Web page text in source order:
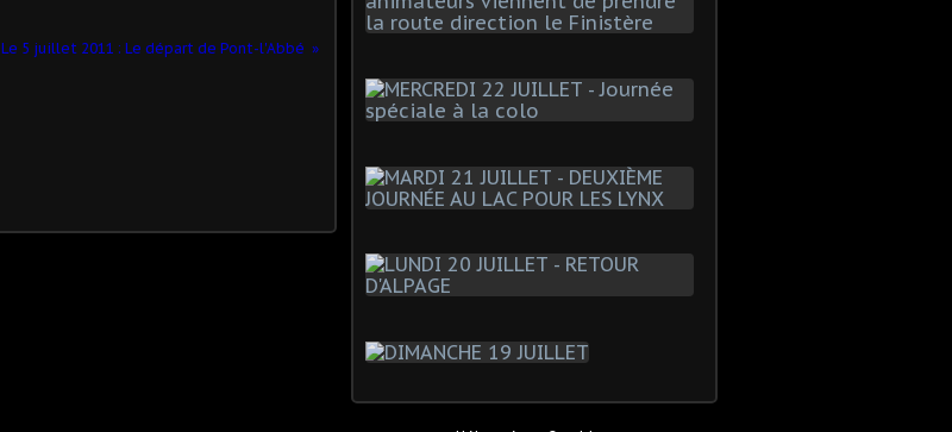
Le 5 juillet 2011 : Le départ de Pont-l'Abbé